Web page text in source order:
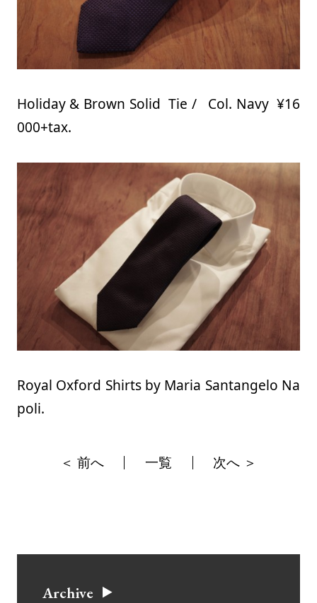
Holiday & Brown Solid Tie / Col. Navy ¥16
000+tax.
Royal Oxford Shirts by Maria Santangelo Na
poli.
＜ 前へ 一覧 次へ ＞
Archive